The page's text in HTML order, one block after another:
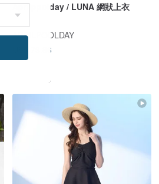
Aprilppolday / LUNA 網狀上衣
APRILPOOLDAY
US$ 73.86